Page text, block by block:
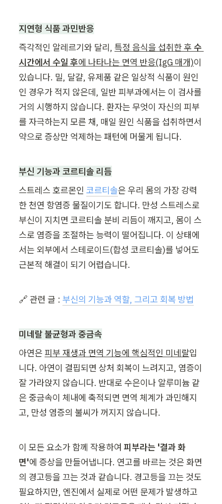
지연형 식품 과민반응
즉각적인 알레르기와 달리, 특정 음식을 섭취한 후 수
시간에서 수일 후에 나타나는 면역 반응(IgG 매개)이
있습니다. 밀, 달걀, 유제품 같은 일상적 식품이 원인
인 경우가 적지 않은데, 일반 피부과에서는 이 검사를
거의 시행하지 않습니다. 환자는 무엇이 자신의 피부
를 자극하는지 모른 채, 매일 원인 식품을 섭취하면서
약으로 증상만 억제하는 패턴에 머물게 됩니다.
부신 기능과 코르티솔 리듬
스트레스 호르몬인 코르티솔은 우리 몸의 가장 강력
한 천연 항염증 물질이기도 합니다. 만성 스트레스로
부신이 지치면 코르티솔 분비 리듬이 깨지고, 몸이 스
스로 염증을 조절하는 능력이 떨어집니다. 이 상태에
서는 외부에서 스테로이드(합성 코르티솔)를 넣어도
근본적 해결이 되기 어렵습니다.
🔗 관련 글 : 부신의 기능과 역할, 그리고 회복 방법
미네랄 불균형과 중금속
아연은 피부 재생과 면역 기능에 핵심적인 미네랄입
니다. 아연이 결핍되면 상처 회복이 느려지고, 염증이
잘 가라앉지 않습니다. 반대로 수은이나 알루미늄 같
은 중금속이 체내에 축적되면 면역 체계가 과민해지
고, 만성 염증의 불씨가 꺼지지 않습니다.
이 모든 요소가 함께 작용하여 피부라는 '결과 화
면'에 증상을 만들어냅니다. 연고를 바르는 것은 화면
의 경고등을 끄는 것과 같습니다. 경고등을 끄는 것도
필요하지만, 엔진에서 실제로 어떤 문제가 발생하고